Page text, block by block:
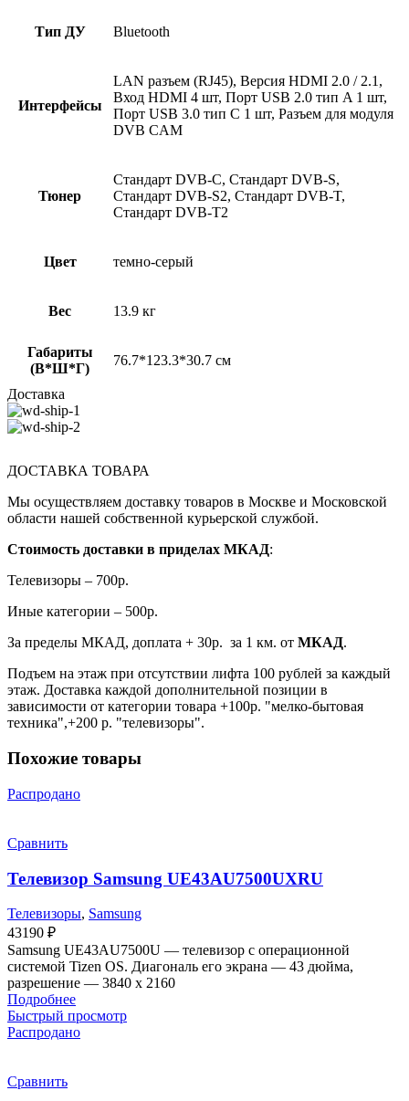
Тип ДУ Bluetooth
Интерфейсы
LAN разъем (RJ45), Версия HDMI 2.0 / 2.1,
Вход HDMI 4 шт, Порт USB 2.0 тип A 1 шт,
Порт USB 3.0 тип C 1 шт, Разъем для модуля
DVB CAM
Тюнер
Стандарт DVB-C, Стандарт DVB-S,
Стандарт DVB-S2, Стандарт DVB-T,
Стандарт DVB-T2
Цвет темно-серый
Вес 13.9 кг
Габариты
(В*Ш*Г)
76.7*123.3*30.7 см
Доставка
ДОСТАВКА ТОВАРА
Мы осуществляем доставку товаров в Москве и Московской
области нашей собственной курьерской службой.
Стоимость доставки в приделах МКАД:
Телевизоры – 700р.
Иные категории – 500р.
За пределы МКАД, доплата + 30р. за 1 км. от МКАД.
Подъем на этаж при отсутствии лифта 100 рублей за каждый
этаж. Доставка каждой дополнительной позиции в
зависимости от категории товара +100р. "мелко-бытовая
техника",+200 р. "телевизоры".
Похожие товары
Распродано
Сравнить
Телевизор Samsung UE43AU7500UXRU
Телевизоры, Samsung
43190 ₽
Samsung UE43AU7500U — телевизор с операционной
системой Tizen OS. Диагональ его экрана — 43 дюйма,
разрешение — 3840 х 2160
Подробнее
Быстрый просмотр
Распродано
Сравнить